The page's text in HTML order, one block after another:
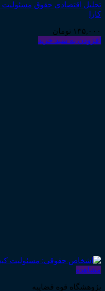
کارا
۱۳۵,۰۰۰ تومان
افزودن به سبد خرید
مشاهده
پژوهشگاه قوه قضاییه